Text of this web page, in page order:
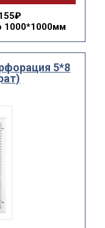
1000*1000мм
5*8